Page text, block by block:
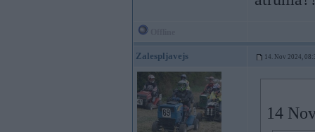
Zalespljavejs 14. Nov 2024,
14